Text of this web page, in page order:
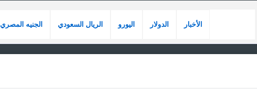
الجنيه المصري الريال السعودي اليورو الدولار الأخبار